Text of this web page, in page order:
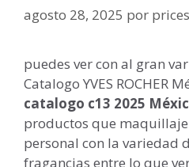
agosto 28, 2025 por
puedes ver con al gran
Catalogo YVES ROCHER
catalogo c13 2025
productos que
personal con la variedad
fragancias entre lo que